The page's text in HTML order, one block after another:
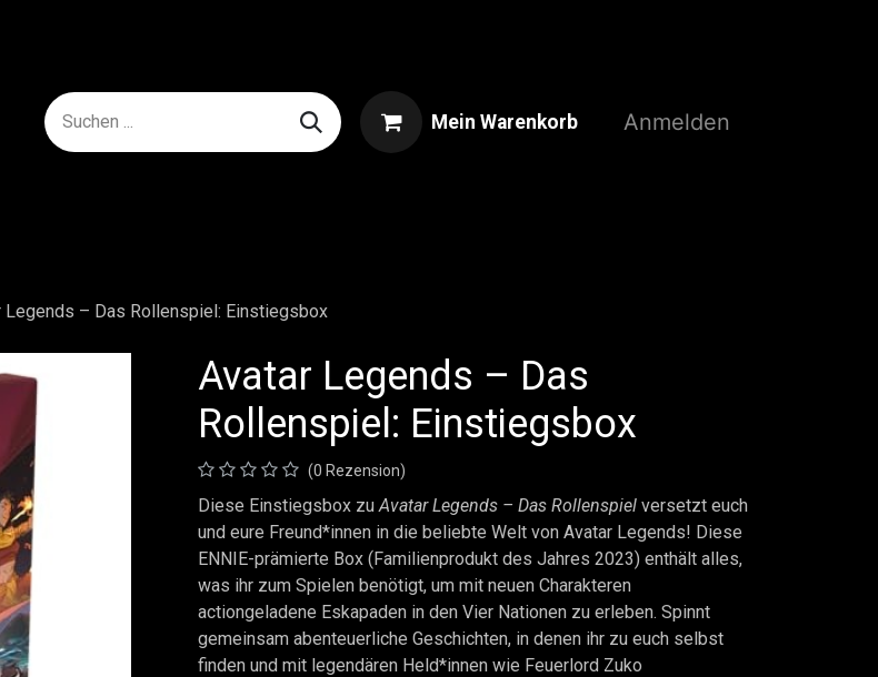
Mein Warenkorb Anmelden
Legends – Das Rollenspiel: Einstiegsbox
Avatar Legends – Das
Rollenspiel: Einstiegsbox
(0 Rezension)
Diese Einstiegsbox zuAvatar Legends – Das Rollenspiel versetzt euch
und eure Freund*innen in die beliebte Welt von Avatar Legends! Diese
ENNIE-prämierte Box (Familienprodukt des Jahres 2023) enthält alles,
was ihr zum Spielen benötigt, um mit neuen Charakteren
actiongeladene Eskapaden in den Vier Nationen zu erleben. Spinnt
gemeinsam abenteuerliche Geschichten, in denen ihr zu euch selbst
finden und mit legendären Held*innen wie Feuerlord Zuko